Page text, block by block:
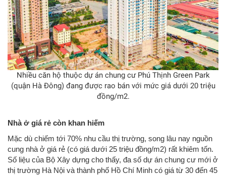
Nhiều căn hộ thuộc dự án chung cư Phú Thịnh Green Park
(quận Hà Đông) đang được rao bán với mức giá dưới 20 triệu
đồng/m2.
Nhà ở giá rẻ còn khan hiếm
Mặc dù chiếm tới 70% nhu cầu thị trường, song lâu nay nguồn
cung nhà ở giá rẻ (có giá dưới 25 triệu đồng/m2) rất khiêm tốn.
Số liệu của Bộ Xây dựng cho thấy, đa số dự án chung cư mới ở
thị trường Hà Nội và thành phố Hồ Chí Minh có giá từ 30 đến 45